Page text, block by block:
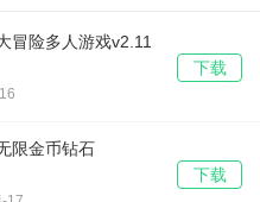
冒险多人游戏v2.11
下载
限金币钻石
下载